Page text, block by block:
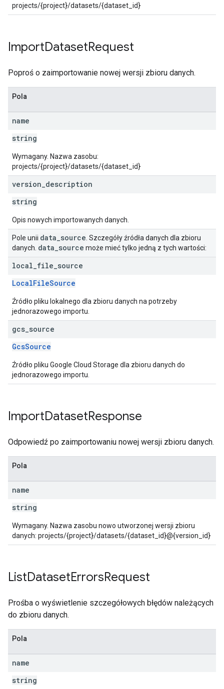
projects/{project}/datasets/{dataset_id}
ImportDatasetRequest
Poproś o zaimportowanie nowej wersji zbioru danych.
Pola
name
string
Wymagany. Nazwa zasobu:
projects/{project}/datasets/{dataset_id}
version description
string
Opis nowych importowanych danych.
Pole unii data source . Szczegóły źródła danych dla zbioru
danych. data source może mieć tylko jedną z tych wartości:
local file source
LocalFileSource
Źródło pliku lokalnego dla zbioru danych na potrzeby
jednorazowego importu.
gcs source
GcsSource
Źródło pliku Google Cloud Storage dla zbioru danych do
jednorazowego importu.
ImportDatasetResponse
Odpowiedź po zaimportowaniu nowej wersji zbioru danych.
Pola
name
string
Wymagany. Nazwa zasobu nowo utworzonej wersji zbioru
danych: projects/{project}/datasets/{dataset_id}@{version_id}
ListDatasetErrorsRequest
Prośba o wyświetlenie szczegółowych błędów należących
do zbioru danych.
Pola
name
string